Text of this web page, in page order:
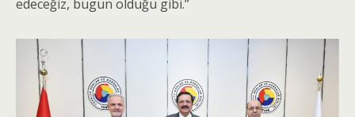
edeceğiz, bugün olduğu gibi.”